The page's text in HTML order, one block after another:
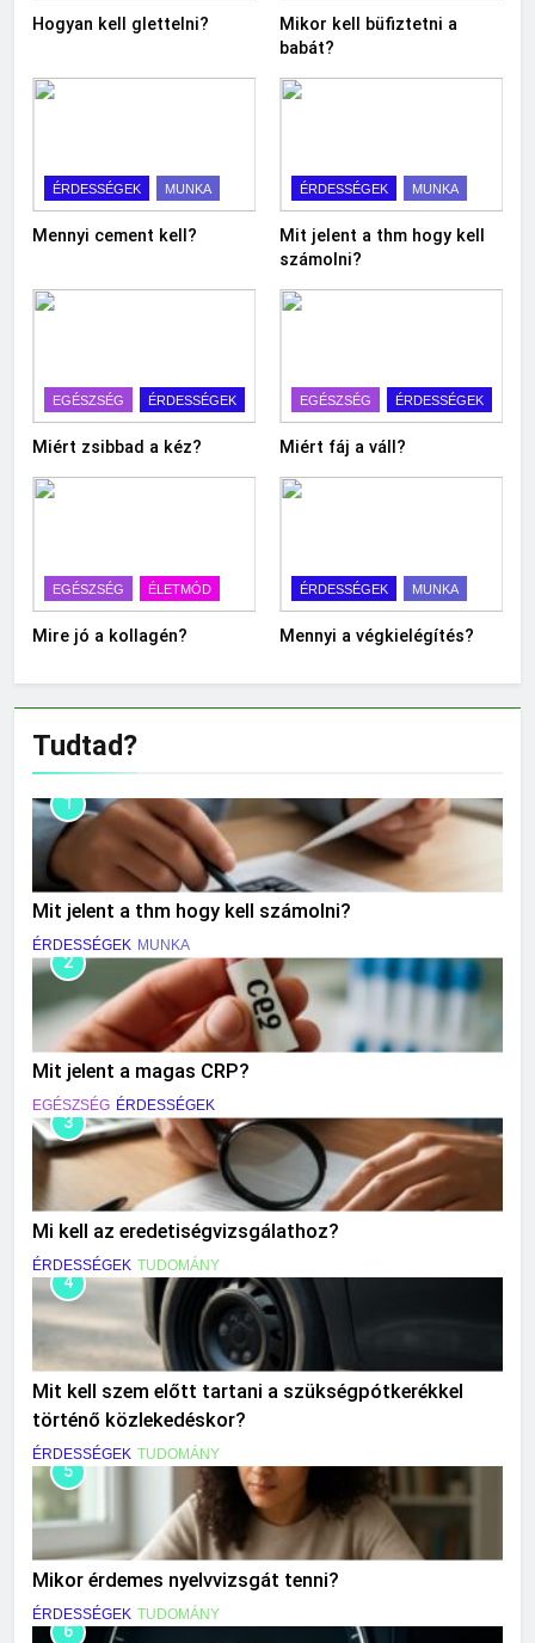
Hogyan kell glettelni?
Mikor kell büfiztetni a
babát?
ÉRDESSÉGEK MUNKA
Mennyi cement kell?
ÉRDESSÉGEK MUNKA
Mit jelent a thm hogy kell
számolni?
EGÉSZSÉG ÉRDESSÉGEK
Miért zsibbad a kéz?
EGÉSZSÉG ÉRDESSÉGEK
Miért fáj a váll?
EGÉSZSÉG ÉLETMÓD
Mire jó a kollagén?
ÉRDESSÉGEK MUNKA
Mennyi a végkielégítés?
Tudtad?
1
Mit jelent a thm hogy kell számolni?
ÉRDESSÉGEK MUNKA
2
Mit jelent a magas CRP?
EGÉSZSÉG ÉRDESSÉGEK
3
Mi kell az eredetiségvizsgálathoz?
ÉRDESSÉGEK TUDOMÁNY
4
Mit kell szem előtt tartani a szükségpótkerékkel
történő közlekedéskor?
ÉRDESSÉGEK TUDOMÁNY
5
Mikor érdemes nyelvvizsgát tenni?
ÉRDESSÉGEK TUDOMÁNY
6